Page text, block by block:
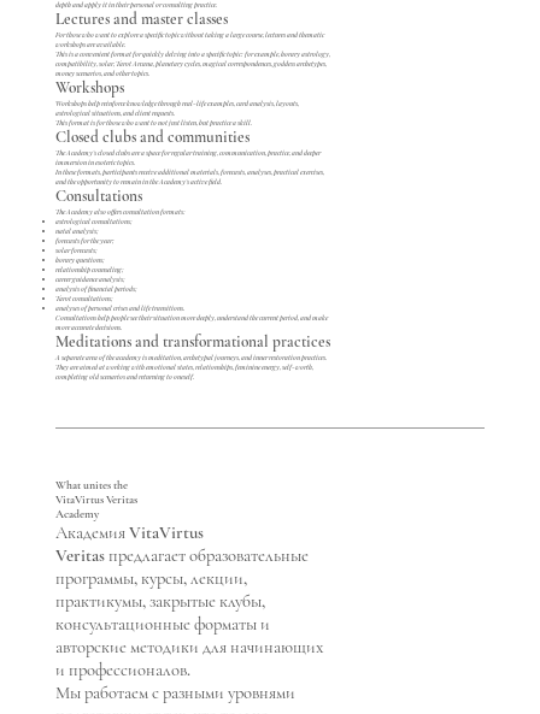
depth and apply it in their personal or consulting practice.
Lectures and master classes
For those who want to explore a specific topic without taking a large course, lectures and thematic
workshops are available.
This is a convenient format for quickly delving into a specific topic: for example, horary astrology,
compatibility, solar, Tarot Arcana, planetary cycles, magical correspondences, goddess archetypes,
money scenarios, and other topics.
Workshops
Workshops help reinforce knowledge through real-life examples, card analysis, layouts,
astrological situations, and client requests.
This format is for those who want to not just listen, but practice a skill.
Closed clubs and communities
The Academy's closed clubs are a space for regular training, communication, practice, and deeper
immersion in esoteric topics.
In these formats, participants receive additional materials, forecasts, analyses, practical exercises,
and the opportunity to remain in the Academy's active field.
Consultations
The Academy also offers consultation formats:
astrological consultations;
natal analysis;
forecasts for the year;
solar forecasts;
horary questions;
relationship counseling;
career guidance analysis;
analysis of financial periods;
Tarot consultations;
analyses of personal crises and life transitions.
Consultations help people see their situation more deeply, understand the current period, and make
more accurate decisions.
Meditations and transformational practices
A separate area of the academy is meditation, archetypal journeys, and inner restoration practices.
They are aimed at working with emotional states, relationships, feminine energy, self-worth,
completing old scenarios and returning to oneself.
What unites the
VitaVirtus Veritas
Academy
Академия VitaVirtus
Veritas предлагает образовательные
программы, курсы, лекции,
практикумы, закрытые клубы,
консультационные форматы и
авторские методики для начинающих
и профессионалов.
Мы работаем с разными уровнями